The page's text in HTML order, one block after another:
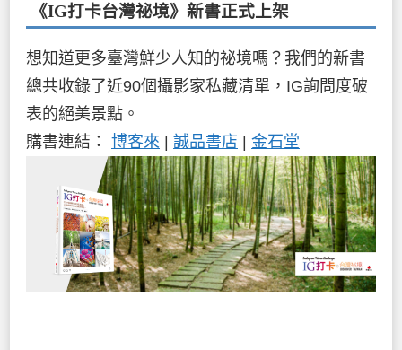
《IG打卡台灣祕境》新書正式上架
想知道更多臺灣鮮少人知的祕境嗎？我們的新書
總共收錄了近90個攝影家私藏清單，IG詢問度破
表的絕美景點。
購書連結： 博客來 | 誠品書店 | 金石堂